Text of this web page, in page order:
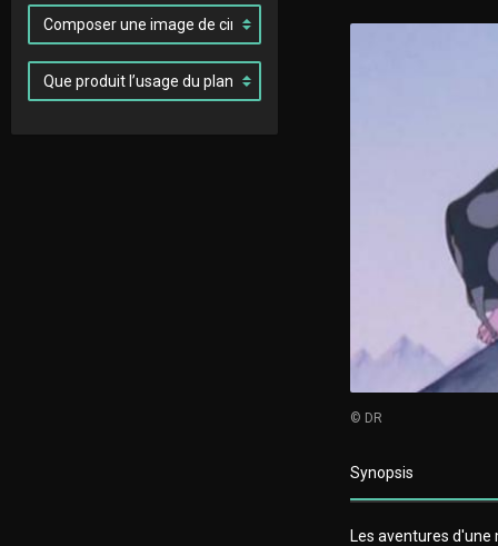
© DR
Synopsis
Les aventures d'une